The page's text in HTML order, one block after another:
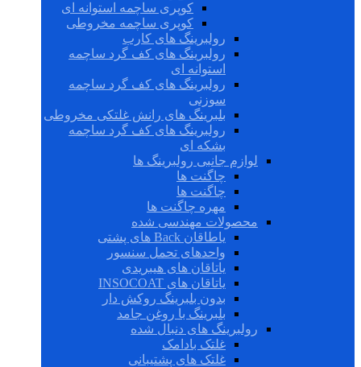
کوپری ساچمه استوانه ای
کوپری ساچمه مخروطی
رولبرینگ های کارب
رولبرینگ های کف گرد ساچمه
استوانه ای
رولبرینگ های کف گرد ساچمه
سوزنی
بلبرینگ های رانش غلتکی مخروطی
رولبرینگ های کف گرد ساچمه
بشکه ای
لوازم جانبی رولبرینگ ها
چاگنت ها
چاگنت ها
مهره چاگنت ها
محصولات مهندسی شده
یاطاقان Back های پشتی
واحدهای تحمل سنسور
یاتاقان های هیبریدی
یاتاقان های INSOCOAT
بدون بلبرینگ روکش دار
بلبرینگ با روغن جامد
رولبرینگ های دنبال شده
غلتک بادامک
غلتک های پشتیبانی